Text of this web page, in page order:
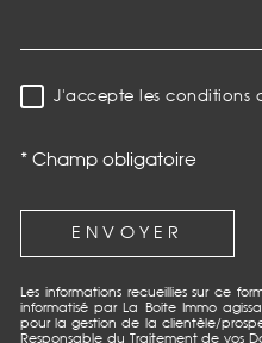
J'accepte les conditions
* Champ obligatoire
ENVOYER
Les informations recueillies sur ce
informatisé par La Boite Immo
pour la gestion de la clientèle/
Responsable du Traitement de vos